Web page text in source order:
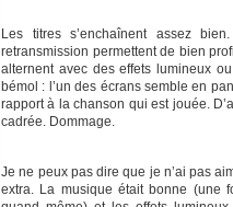
Les titres s’enchaînent assez
retransmission permettent de bien
alternent avec des effets lumineux
bémol : l’un des écrans semble en
rapport à la chanson qui est jouée.
cadrée. Dommage.
Je ne peux pas dire que je n’ai pas
extra. La musique était bonne (une